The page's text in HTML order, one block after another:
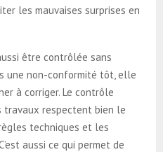
les mauvaises surprises en
être contrôlée sans
une non-conformité tôt, elle
à corriger. Le contrôle
respectent bien le
techniques et les
aussi ce qui permet de